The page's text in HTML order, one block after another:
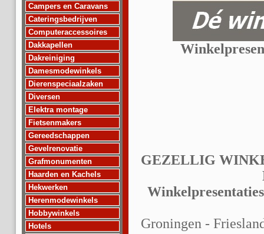
Campers en Caravans
Cateringsbedrijven
Computeraccessoires
Dakkapellen
Dakreiniging
Damesmodewinkels
Dierenspeciaalzaken
Diversen
Elektra montage
Fietsenmakers
Gereedschappen
Gevelrenovatie
Grafmonumenten
Haarden en Kachels
Hekwerken
Herenmodewinkels
Hobbywinkels
Hotels
GEZELLIG
Groningen -